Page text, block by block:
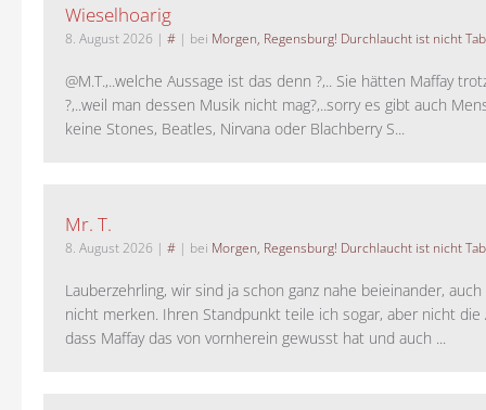
Wieselhoarig
8. August 2026 | # | bei Morgen, Regensburg! Durchlaucht ist nicht
@M.T.,..welche Aussage ist das denn ?,.. Sie hätten Maffay
?,..weil man dessen Musik nicht mag?,..sorry es gibt auch
keine Stones, Beatles, Nirvana oder Blachberry S...
Mr. T.
8. August 2026 | # | bei Morgen, Regensburg! Durchlaucht ist nicht
Lauberzehrling, wir sind ja schon ganz nahe beieinander,
nicht merken. Ihren Standpunkt teile ich sogar, aber nicht die
dass Maffay das von vornherein gewusst hat und auch ...